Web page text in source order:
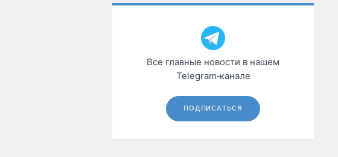
Все главные новости в нашем
Telegram‑канале
ПОДПИСАТЬСЯ